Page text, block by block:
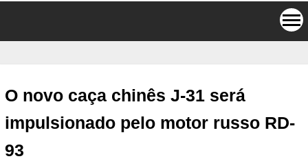
O novo caça chinês J-31 será
impulsionado pelo motor russo RD-
93